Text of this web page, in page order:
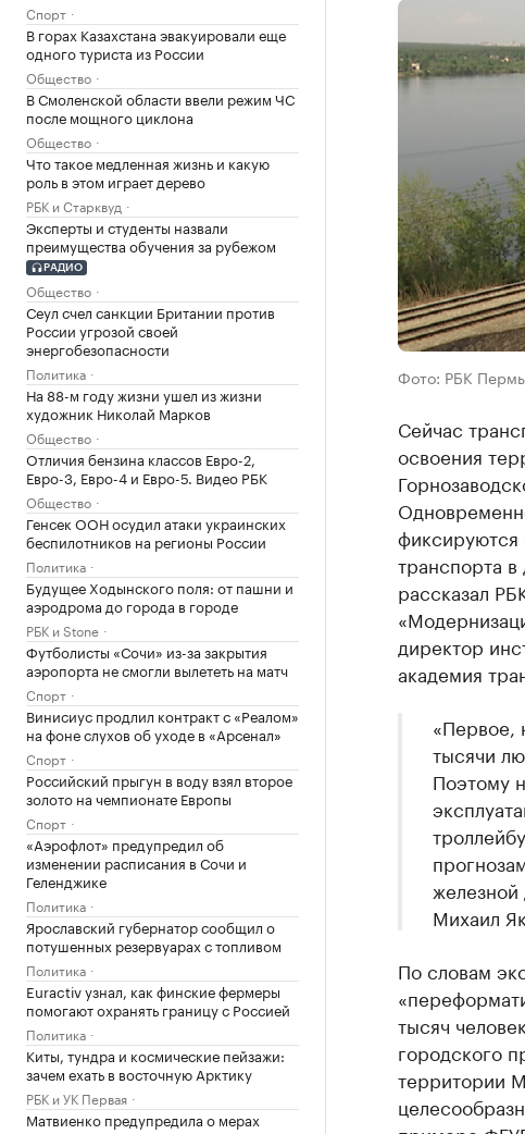
Спорт
В горах Казахстана эвакуировали еще
одного туриста из России
Общество
В Смоленской области ввели режим ЧС
после мощного циклона
Общество
Что такое медленная жизнь и какую
роль в этом играет дерево
РБК и Старквуд
Эксперты и студенты назвали
преимущества обучения за рубежом
РАДИО
Общество
Сеул счел санкции Британии против
России угрозой своей
энергобезопасности
Политика
На 88-м году жизни ушел из жизни
художник Николай Марков
Общество
Отличия бензина классов Евро-2,
Евро-3, Евро-4 и Евро-5. Видео РБК
Общество
Генсек ООН осудил атаки украинских
беспилотников на регионы России
Политика
Будущее Ходынского поля: от пашни и
аэродрома до города в городе
РБК и Stone
Футболисты «Сочи» из-за закрытия
аэропорта не смогли вылететь на матч
Спорт
Винисиус продлил контракт с «Реалом»
на фоне слухов об уходе в «Арсенал»
Спорт
Российский прыгун в воду взял второе
золото на чемпионате Европы
Спорт
«Аэрофлот» предупредил об
изменении расписания в Сочи и
Геленджике
Политика
Ярославский губернатор сообщил о
потушенных резервуарах с топливом
Политика
Euractiv узнал, как финские фермеры
помогают охранять границу с Россией
Политика
Киты, тундра и космические пейзажи:
зачем ехать в восточную Арктику
РБК и УК Первая
Матвиенко предупредила о мерах
Фото: РБК Пермь
Сейчас
освоения
фиксируются
транспорта
рассказал
директор
академия
«Первое,
тысячи
Поэтому
Михаил
По словам
тысяч
городского
территории